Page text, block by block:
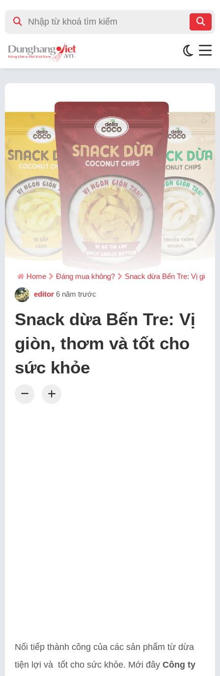
Home Đáng mua không? Snack dừa Bến Tre: Vị giòn,
editor 6 năm trước
Snack dừa Bến Tre: Vị
giòn, thơm và tốt cho
sức khỏe
Nối tiếp thành công của các sản phẩm từ dừa
tiện lợi và tốt cho sức khỏe. Mới đây Công ty